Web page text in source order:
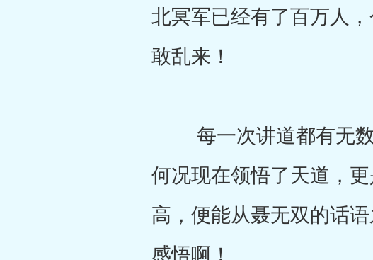
北冥军已经有了百万人
敢乱来！
每一次讲道都有无数
何况现在领悟了天道，
高，便能从聂无双的话
感悟啊！